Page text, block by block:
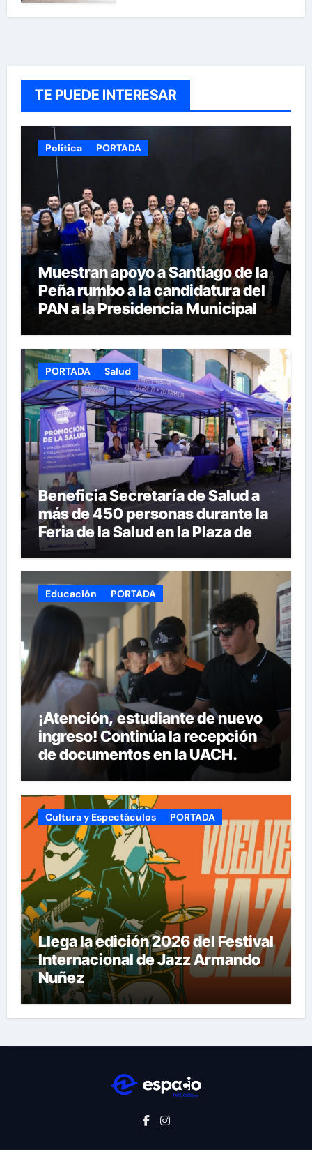
TE PUEDE INTERESAR
Política PORTADA
Muestran apoyo a Santiago de la
Peña rumbo a la candidatura del
PAN a la Presidencia Municipal
PORTADA Salud
Beneficia Secretaría de Salud a
más de 450 personas durante la
Feria de la Salud en la Plaza de
Armas
Educación PORTADA
¡Atención, estudiante de nuevo
ingreso! Continúa la recepción
de documentos en la UACH.
Cultura y Espectáculos PORTADA
Llega la edición 2026 del Festival
Internacional de Jazz Armando
Nuñez